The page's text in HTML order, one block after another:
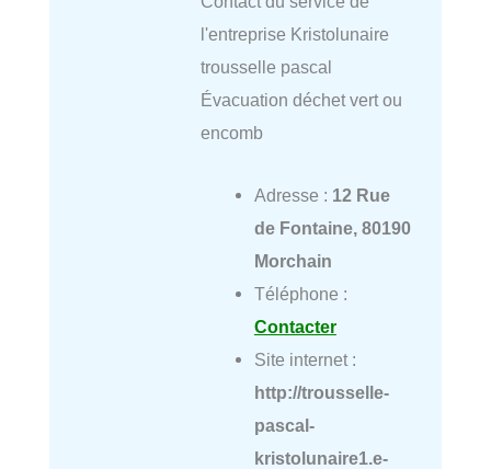
l'entreprise Kristolunaire
trousselle pascal
Évacuation déchet vert ou
encomb
Adresse : 12 Rue
de Fontaine, 80190
Morchain
Téléphone :
Contacter
Site internet :
http://trousselle-
pascal-
kristolunaire1.e-